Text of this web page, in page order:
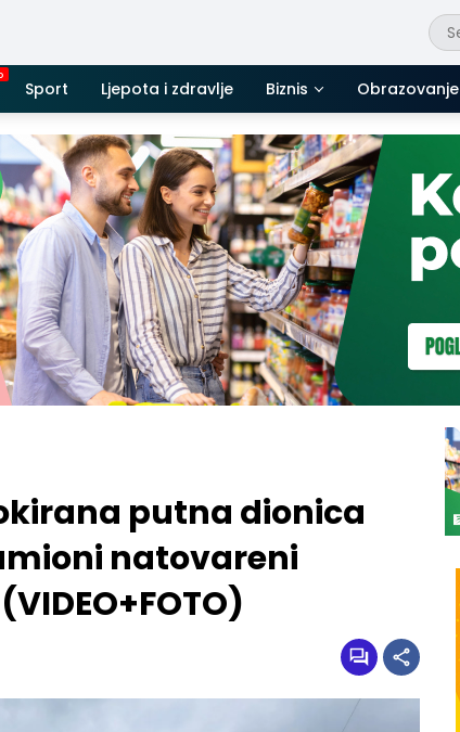
Sport Ljepota i zdravlje Biznis Obrazovanje
putna dionica
natovareni